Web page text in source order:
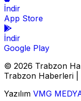
İndir
App Store
İndir
Google Play
© 2026 Trabzon
Trabzon Haberleri |
Yazılım VMG